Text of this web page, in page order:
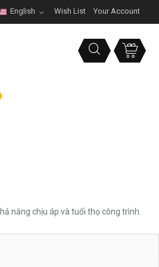
Wish List Your Account
English
năng chịu áp và tuổi thọ công trình.